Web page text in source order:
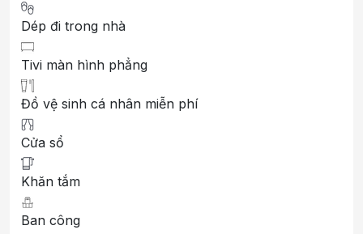
Dép đi trong nhà
Tivi màn hình phẳng
Đồ vệ sinh cá nhân miễn phí
Cửa sổ
Khăn tắm
Ban công